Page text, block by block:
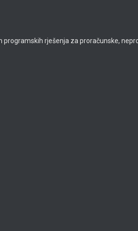
programskih rješenja za proračunske,